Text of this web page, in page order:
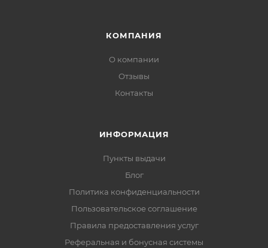
КОМПАНИЯ
О компании
Отзывы
Контакты
ИНФОРМАЦИЯ
Пункты выдачи
Блог
Политика конфиденциальности
Пользовательское соглашение
Правила предоставления услуг
Реферальная и бонусная системы